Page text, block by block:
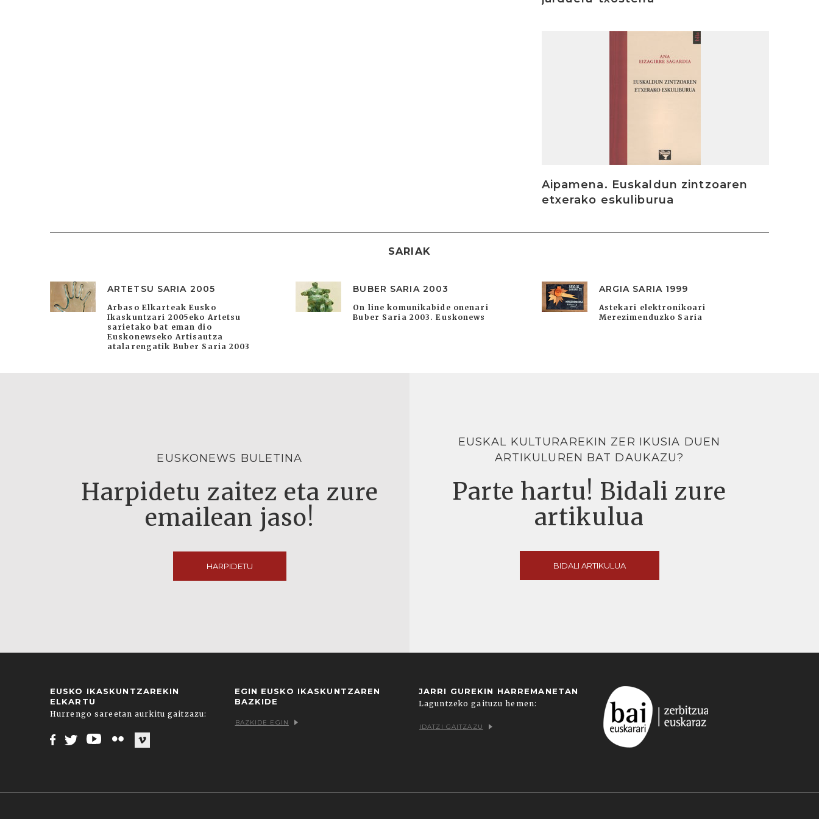
Aipamena. Euskaldun zintzoaren
etxerako eskuliburua
SARIAK
ARTETSU SARIA 2005
Arbaso Elkarteak Eusko
Ikaskuntzari 2005eko Artetsu
sarietako bat eman dio
Euskonewseko Artisautza
atalarengatik Buber Saria 2003
BUBER SARIA 2003
On line komunikabide onenari
Buber Saria 2003. Euskonews
ARGIA SARIA 1999
Astekari elektronikoari
Merezimenduzko Saria
EUSKONEWS BULETINA
Harpidetu zaitez eta zure
emailean jaso!
HARPIDETU
EUSKAL KULTURAREKIN ZER IKUSIA DUEN
ARTIKULUREN BAT DAUKAZU?
Parte hartu! Bidali zure
artikulua
BIDALI ARTIKULUA
EUSKO IKASKUNTZAREKIN
ELKARTU
Hurrengo sareetan aurkitu gaitzazu:
EGIN EUSKO IKASKUNTZAREN
BAZKIDE
BAZKIDE EGIN
JARRI GUREKIN HARREMANETAN
Laguntzeko gaituzu hemen:
IDATZI GAITZAZU